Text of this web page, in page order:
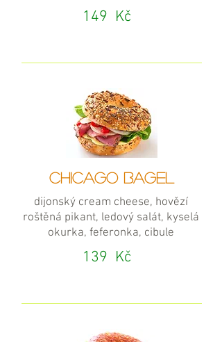
149 Kč
CHICAGO BAGEL
dijonský cream cheese, hovězí
roštěná pikant, ledový salát, kyselá
okurka, feferonka, cibule
139 Kč